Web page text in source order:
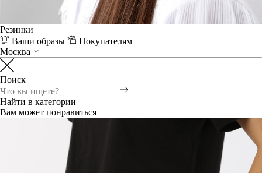
Резинки
Ваши образы
Покупателям
Москва
Поиск
Найти в категории
Вам может понравиться